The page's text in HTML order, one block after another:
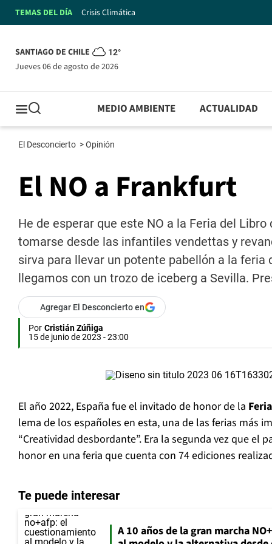
TEMAS DEL DÍA Crisis Climática
SANTIAGO DE CHILE 12°
jueves 06 de agosto de 2026
MEDIO AMBIENTE ACTUALIDAD
El Desconcierto >Opinión
El NO a Frankfurt
He de esperar que este NO a la Feria del
tomarse desde las infantiles vendettas y
sirva para llevar un potente pabellón a la
llegamos con un trozo de iceberg a Sevilla.
Agregar El Desconcierto en
Por Cristián Zúñiga
15 de junio de 2023 - 23:00
El año 2022, España fue el invitado de honor de la
lema de los españoles en esta, una de las ferias más
“Creatividad desbordante”. Era la segunda vez que el
honor en una feria que cuenta con 74 ediciones
Te puede interesar
A 10 años de la gran marcha